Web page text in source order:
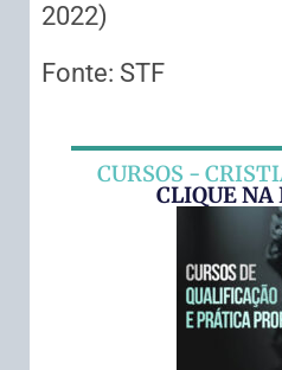
2022)
Fonte: STF
CURSOS -
CLIQUE